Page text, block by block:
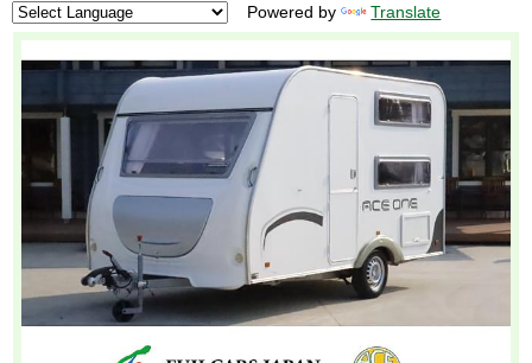
Powered by Translate